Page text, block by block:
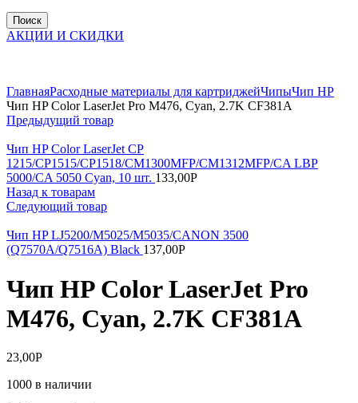
Поиск
АКЦИИ И СКИДКИ
ГлавнаяРасходные материалы для картриджейЧипыЧип НР
Чип HP Color LaserJet Pro M476, Cyan, 2.7K CF381A
Предыдущий товар
Чип HP Color LaserJet CP
1215/CP1515/CP1518/CM1300MFP/CM1312MFP/CA LBP
5000/CA 5050 Cyan, 10 шт. 133,00Р
Назад к товарам
Следующий товар
Чип HP LJ5200/M5025/M5035/CANON 3500
(Q7570A/Q7516A) Black 137,00Р
Чип HP Color LaserJet Pro
M476, Cyan, 2.7K CF381A
23,00Р
1000 в наличии